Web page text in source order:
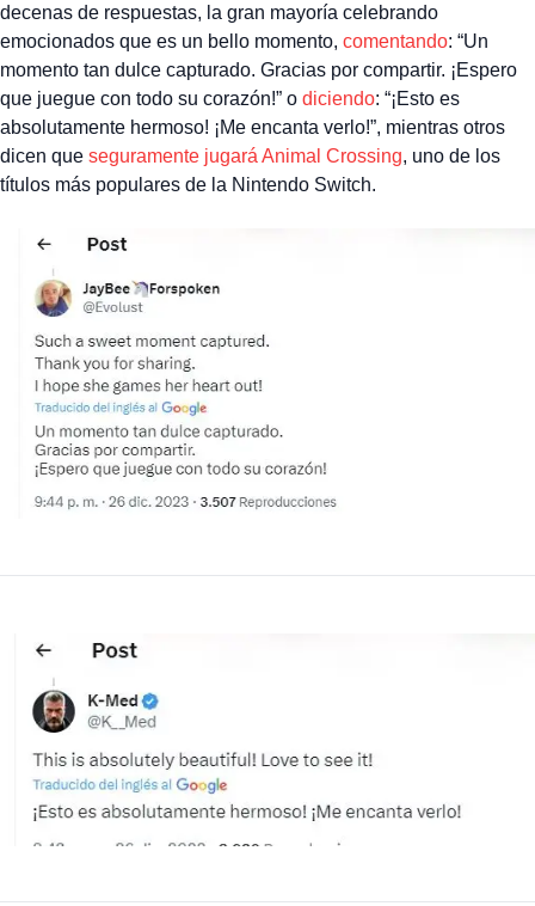
decenas de respuestas, la gran mayoría celebrando
emocionados que es un bello momento, comentando: “Un
momento tan dulce capturado. Gracias por compartir. ¡Espero
que juegue con todo su corazón!” o diciendo: “¡Esto es
absolutamente hermoso! ¡Me encanta verlo!”, mientras otros
dicen que seguramente jugará Animal Crossing, uno de los
títulos más populares de la Nintendo Switch.